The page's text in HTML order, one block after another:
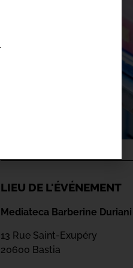
LIEU DE L'ÉVÉNEMENT
Mediateca Barberine Duriani
13 Rue Saint-Exupéry
20600 Bastia